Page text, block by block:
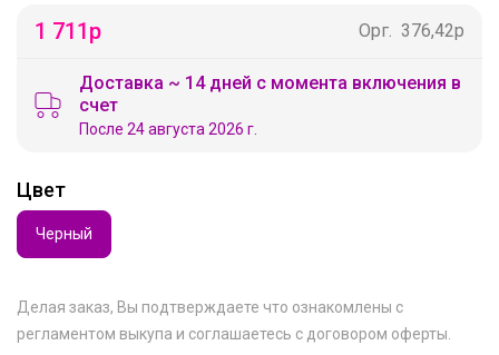
1 711р Орг. 376,42р
Доставка ~ 14 дней с момента включения в
счет
После 24 августа 2026 г.
Цвет
Черный
Делая заказ, Вы подтверждаете что ознакомлены с
регламентом выкупа и соглашаетесь с договором оферты